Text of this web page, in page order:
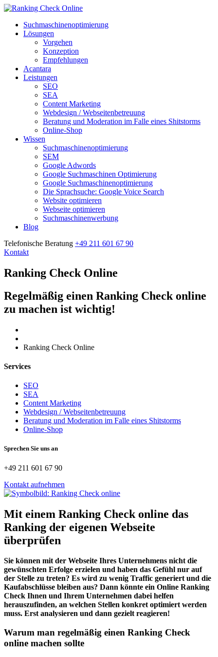
Suchmaschinenoptimierung
Lösungen
Vorgehen
Konzeption
Empfehlungen
Acantara
Leistungen
SEO
SEA
Content Marketing
Webdesign / Webseitenbetreuung
Beratung und Moderation im Falle eines Shitstorms
Online-Shop
Wissen
Suchmaschinenoptimierung
SEM
Google Adwords
Google Suchmaschinen Optimierung
Google Suchmaschinenoptimierung
Die Sprachsuche: Google Voice Search
Website optimieren
Webseite optimieren
Suchmaschinenwerbung
Blog
Telefonische Beratung +49 211 601 67 90
Kontakt
Ranking Check Online
Regelmäßig einen Ranking Check online
zu machen ist wichtig!
Ranking Check Online
Services
SEO
SEA
Content Marketing
Webdesign / Webseitenbetreuung
Beratung und Moderation im Falle eines Shitstorms
Online-Shop
Sprechen Sie uns an
+49 211 601 67 90
Kontakt aufnehmen
Mit einem Ranking Check online das
Ranking der eigenen Webseite
überprüfen
Sie können mit der Webseite Ihres Unternehmens nicht die
gewünschten Erfolge erzielen und haben das Gefühl nur auf
der Stelle zu treten? Es wird zu wenig Traffic generiert und die
Kaufabschlüsse bleiben aus? Dann könnte ein Online Ranking
Check Ihnen und Ihrem Unternehmen dabei helfen
herauszufinden, an welchen Stellen konkret optimiert werden
muss. Erst analysieren und dann gezielt reagieren!
Warum man regelmäßig einen Ranking Check
online machen sollte